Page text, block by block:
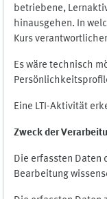
betriebene,
hinausgehen. In
Kurs
Es wäre technisch
Eine LTI-Aktivität
Zweck der
Die erfassten Daten
Bearbeitung